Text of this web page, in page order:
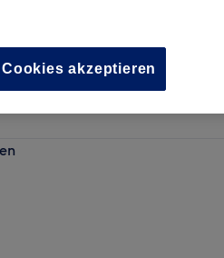
für ihn
akzeptieren